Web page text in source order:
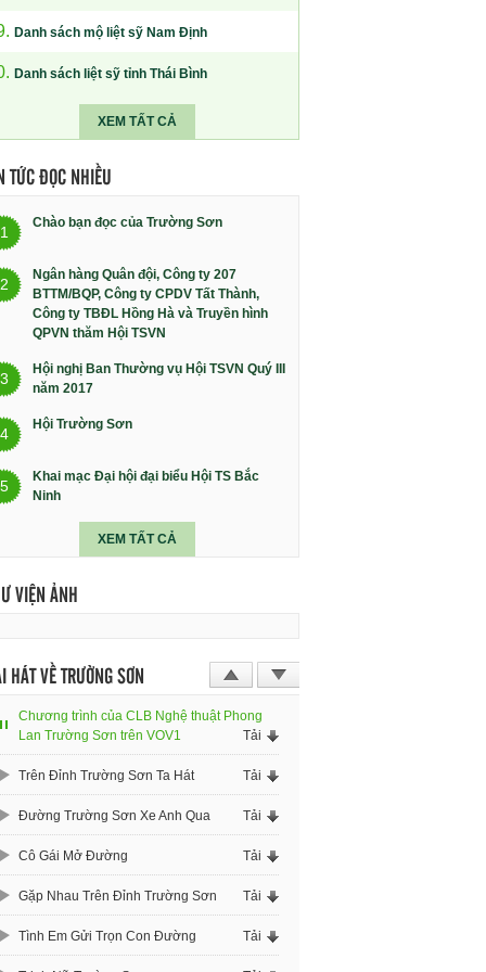
Danh sách mộ liệt sỹ Nam Định
Danh sách liệt sỹ tỉnh Thái Bình
XEM TẤT CẢ
TỨC ĐỌC NHIỀU
1
Chào bạn đọc của Trường Sơn
2
Ngân hàng Quân đội, Công ty 207
BTTM/BQP, Công ty CPDV Tất Thành,
Công ty TBĐL Hồng Hà và Truyền hình
QPVN thăm Hội TSVN
3
Hội nghị Ban Thường vụ Hội TSVN Quý III
năm 2017
4
Hội Trường Sơn
5
Khai mạc Đại hội đại biểu Hội TS Bắc
Ninh
XEM TẤT CẢ
VIỆN ẢNH
HÁT VỀ TRƯỜNG SƠN
Chương trình của CLB Nghệ thuật Phong
Lan Trường Sơn trên VOV1
Tải
Trên Đỉnh Trường Sơn Ta Hát Tải
Đường Trường Sơn Xe Anh Qua Tải
Cô Gái Mở Đường Tải
Gặp Nhau Trên Đỉnh Trường Sơn Tải
Tình Em Gửi Trọn Con Đường Tải